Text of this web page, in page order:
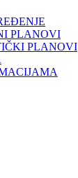
PLANOVI
PLANOVI